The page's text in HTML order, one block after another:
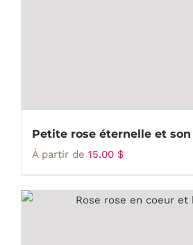
Petite rose éternelle et
À partir de 15.00 $